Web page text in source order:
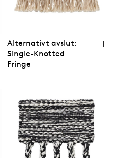
Alternativt avslut:
Single-Knotted
Fringe